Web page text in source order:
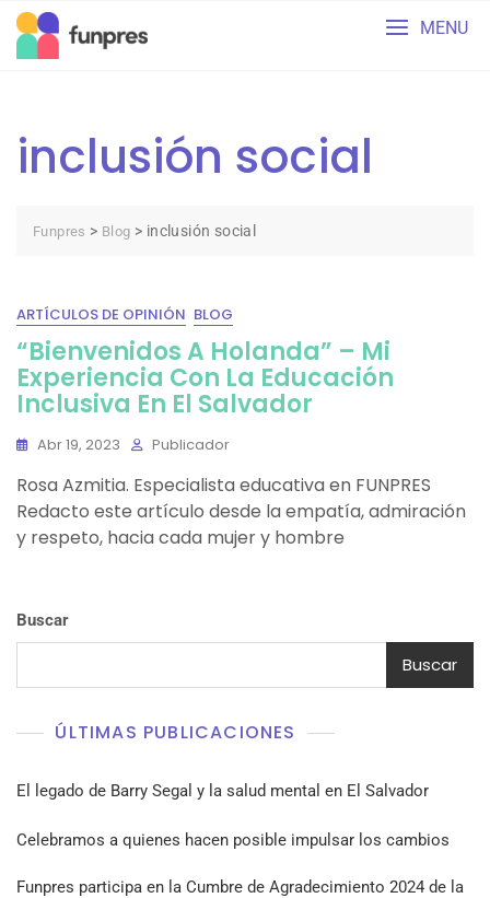
Skip
content
MENU
inclusión social
Funpres > Blog > inclusión social
ARTÍCULOS DE OPINIÓN BLOG
“Bienvenidos A Holanda” – Mi
Experiencia Con La Educación
Inclusiva En El Salvador
Abr 19, 2023 Publicador
Rosa Azmitia. Especialista educativa en FUNPRES
Redacto este artículo desde la empatía, admiración
y respeto, hacia cada mujer y hombre
Buscar
Buscar
ÚLTIMAS PUBLICACIONES
El legado de Barry Segal y la salud mental en El Salvador
Celebramos a quienes hacen posible impulsar los cambios
Funpres participa en la Cumbre de Agradecimiento 2024 de la